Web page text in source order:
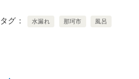
b
タグ 水漏れ 那珂市 風呂